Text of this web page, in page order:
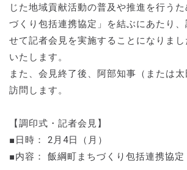
じた地域貢献活動の普及や推進を行う
づくり包括連携協定」を結ぶにあたり
せて記者会見を実施することになりま
いたします。
また、会見終了後、阿部知事（または
訪問します。
【調印式・記者会見】
■日時： 2月4日（月）
■内容： 飯綱町まちづくり包括連携協定